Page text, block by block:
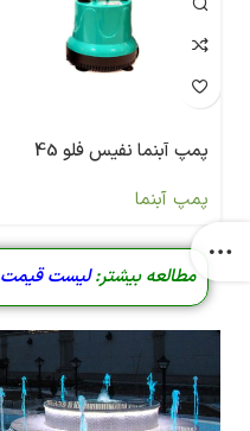
پمپ آبنما نفیس فلو 45
پمپ آبنما
مطالعه بیشتر:لیست